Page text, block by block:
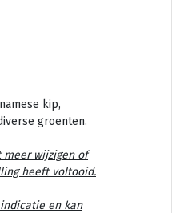
kip,
groenten.
wijzigen of
heeft voltooid.
en kan